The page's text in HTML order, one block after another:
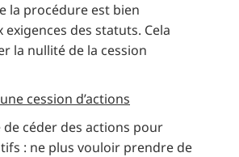
la procédure est bien
des statuts. Cela
la nullité de la cession
cession d’actions
céder des actions pour
: ne plus vouloir prendre de